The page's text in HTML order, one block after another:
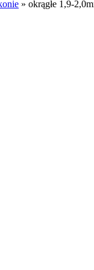
» okrągłe 1,9-